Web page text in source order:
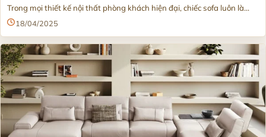
Trong mọi thiết kế nội thất phòng khách hiện đại, chiếc sofa luôn là...
18/04/2025